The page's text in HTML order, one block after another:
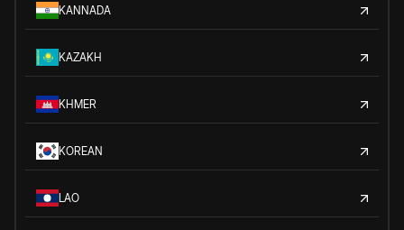
KANNADA
KAZAKH
KHMER
KOREAN
LAO